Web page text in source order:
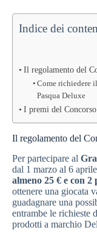
Indice dei
Il regolamento del
Come richiedere
Pasqua Deluxe
I premi del
Il regolamento del
Per partecipare al
dal 1 marzo al 6
almeno 25 € e con
ottenere una giocata
guadagnare una
entrambe le richieste
prodotti a marchio